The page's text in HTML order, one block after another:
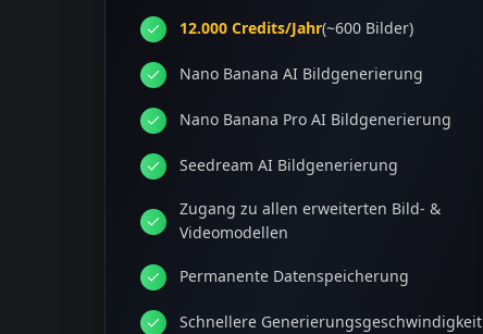
12.000 Credits/Jahr(~600 Bilder)
Nano Banana AI Bildgenerierung
Nano Banana Pro AI Bildgenerierung
Seedream AI Bildgenerierung
Zugang zu allen erweiterten Bild- &
Videomodellen
Permanente Datenspeicherung
Schnellere Generierungsgeschwindigkeit